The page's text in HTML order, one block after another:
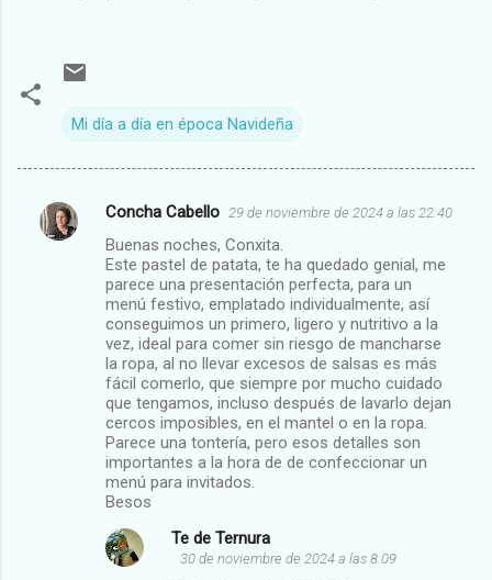
Mi día a día en época Navideña
C
Concha Cabello 29 de noviembre de 2024 a las 22:40
Buenas noches, Conxita.
Este pastel de patata, te ha quedado genial, me
parece una presentación perfecta, para un
menú festivo, emplatado individualmente, así
conseguimos un primero, ligero y nutritivo a la
vez, ideal para comer sin riesgo de mancharse
la ropa, al no llevar excesos de salsas es más
fácil comerlo, que siempre por mucho cuidado
que tengamos, incluso después de lavarlo dejan
cercos imposibles, en el mantel o en la ropa.
Parece una tontería, pero esos detalles son
importantes a la hora de de confeccionar un
menú para invitados.
Besos
Te de Ternura
30 de noviembre de 2024 a las 8:09